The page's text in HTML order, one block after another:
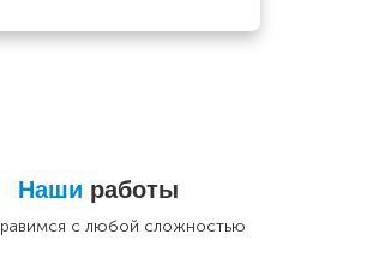
Наши работы
с любой сложностью